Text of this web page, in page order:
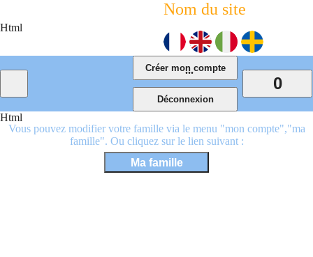
Html
Nom du site
Html
0
...
Vous pouvez modifier votre famille via le menu "mon compte","ma
famille". Ou cliquez sur le lien suivant :